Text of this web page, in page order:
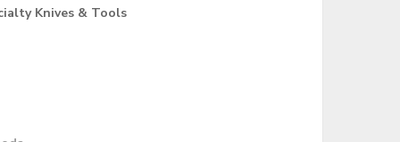
Knives & Tools